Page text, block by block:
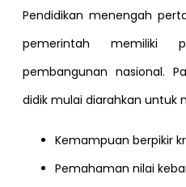
Pendidikan menengah
pemerintah memiliki
pembangunan nasional.
didik mulai diarahkan untuk
Kemampuan berpikir
Pemahaman nilai